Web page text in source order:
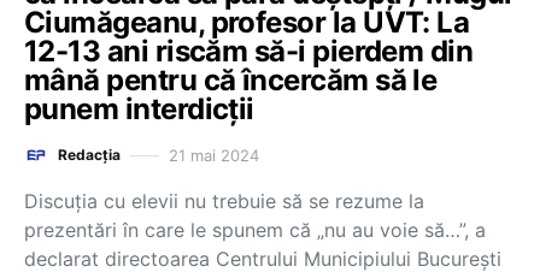
Ciumăgeanu, profesor la UVT: La
12-13 ani riscăm să-i pierdem din
mână pentru că încercăm să le
punem interdicții
Redacția 21 mai 2024
Discuția cu elevii nu trebuie să se rezume la
prezentări în care le spunem că „nu au voie să…”, a
declarat directoarea Centrului Municipiului București